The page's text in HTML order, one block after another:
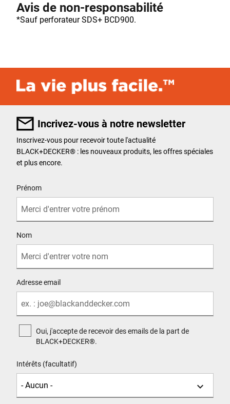
Avis de non-responsabilité
*Sauf perforateur SDS+ BCD900.
Incrivez-vous à notre newsletter
Inscrivez-vous pour recevoir toute l'actualité
BLACK+DECKER® : les nouveaux produits, les offres spéciales
et plus encore.
Prénom
Nom
Adresse email
Oui, j'accepte de recevoir des emails de la part de
BLACK+DECKER®.
Intérêts (facultatif)